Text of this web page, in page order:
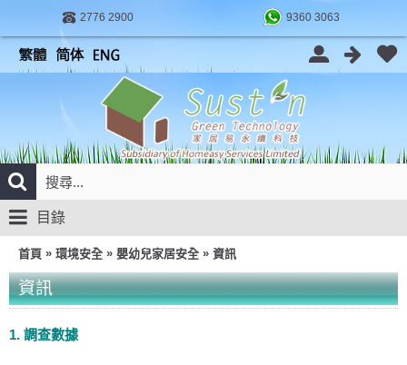
2776 2900 9360 3063
目錄
首頁 » 環境安全 » 嬰幼兒家居安全 » 資訊
資訊
1. 調查數據